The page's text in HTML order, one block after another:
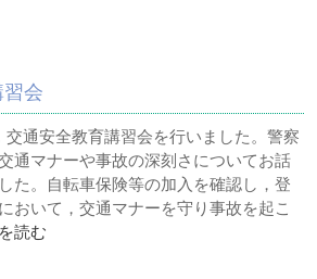
会
通安全教育講習会を行いました。警察
通マナーや事故の深刻さについてお話
た。自転車保険等の加入を確認し，登
おいて，交通マナーを守り事故を起こ
読む